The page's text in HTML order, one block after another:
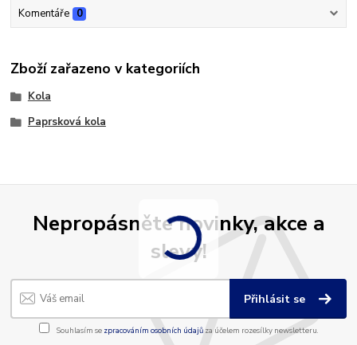
Komentáře 0
Zboží zařazeno v kategoriích
Kola
Paprsková kola
Nepropásněte novinky, akce a
slevy!
Přihlásit se
Souhlasím se zpracováním osobních údajůza účelem rozesílky newsletteru.